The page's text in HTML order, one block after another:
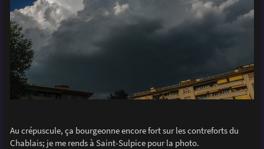
Au crépuscule, ça bourgeonne encore fort sur les contreforts du
Chablais; je me rends à Saint-Sulpice pour la photo.